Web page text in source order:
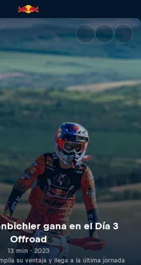
gana
gana en el Día 3
Offroad
13 min · 2023
su ventaja y llega a la última jornada